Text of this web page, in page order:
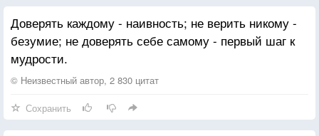
Доверять каждому - наивность; не верить никому -
безумие; не доверять себе самому - первый шаг к
мудрости.
© Неизвестный автор, 2 830 цитат
Сохранить